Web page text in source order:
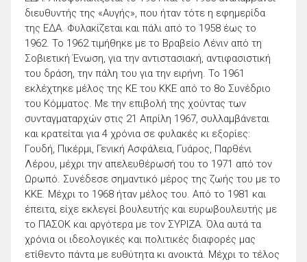
διευθυντής της «Αυγής», που ήταν τότε η εφημερίδα
της ΕΔΑ. Φυλακίζεται και πάλι από το 1958 έως το
1962. Το 1962 τιμήθηκε με το Βραβείο Λένιν από τη
Σοβιετική Ένωση, για την αντιστασιακή, αντιφασιστική
του δράση, την πάλη του για την ειρήνη. Το 1961
εκλέχτηκε μέλος της ΚΕ του ΚΚΕ από το 8ο Συνέδριο
του Κόμματος. Με την επιβολή της χούντας των
συνταγματαρχών στις 21 Απρίλη 1967, συλλαμβάνεται
και κρατείται για 4 χρόνια σε φυλακές κι εξορίες:
Γουδή, Πικέρμι, Γενική Ασφάλεια, Γυάρος, Παρθένι
Λέρου, μέχρι την απελευθέρωσή του το 1971 από τον
Ωρωπό. Συνέδεσε σημαντικό μέρος της ζωής του με το
ΚΚΕ. Μέχρι το 1968 ήταν μέλος του. Από το 1981 και
έπειτα, είχε εκλεγεί βουλευτής και ευρωβουλευτής με
το ΠΑΣΟΚ και αργότερα με τον ΣΥΡΙΖΑ. Όλα αυτά τα
χρόνια οι ιδεολογικές και πολιτικές διαφορές μας
ετίθεντο πάντα με ευθύτητα κι ανοικτά. Μέχρι το τέλος